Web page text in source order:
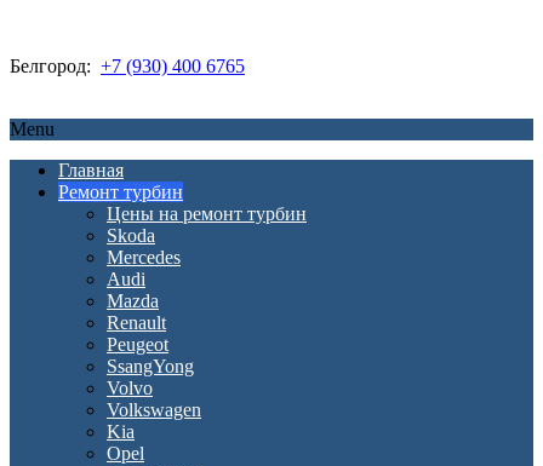
Белгород: +7 (930) 400 6765
Menu
Главная
Ремонт турбин
Цены на ремонт турбин
Skoda
Mercedes
Audi
Mazda
Renault
Peugeot
SsangYong
Volvo
Volkswagen
Kia
Opel